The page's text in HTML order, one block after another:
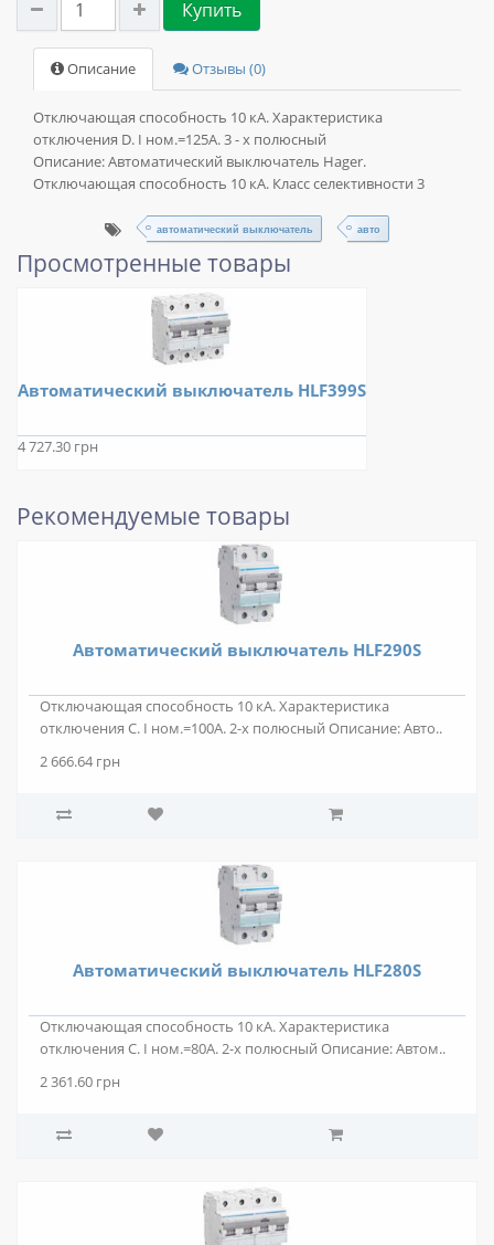
Купить
Описание Отзывы (0)
Отключающая способность 10 кА. Характеристика
отключения D. I ном.=125А. 3 - х полюсный
Описание:Автоматический выключатель Hager.
Отключающая способность 10 кА. Класс селективности 3
автоматический выключатель авто
Просмотренные товары
Автоматический выключатель HLF399S
4 727.30 грн
Рекомендуемые товары
Автоматический выключатель HLF290S
Отключающая способность 10 кА. Характеристика
отключения C. I ном.=100А. 2-х полюсный Описание: Авто..
2 666.64 грн
Автоматический выключатель HLF280S
Отключающая способность 10 кА. Характеристика
отключения C. I ном.=80А. 2-х полюсный Описание: Автом..
2 361.60 грн